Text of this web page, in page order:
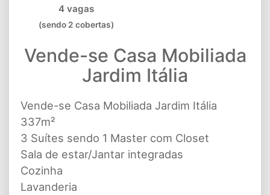
4 vagas
(sendo 2 cobertas)
Vende-se Casa Mobiliada
Jardim Itália
Vende-se Casa Mobiliada Jardim Itália
337m²
3 Suítes sendo 1 Master com Closet
Sala de estar/Jantar integradas
Cozinha
Lavanderia